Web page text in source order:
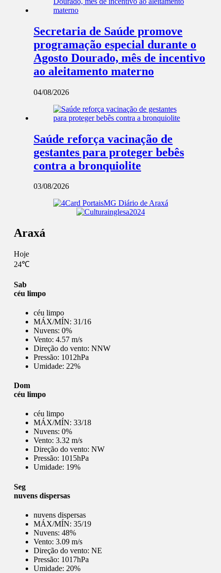
Secretaria de Saúde promove
programação especial durante o
Agosto Dourado, mês de incentivo
ao aleitamento materno
04/08/2026
Saúde reforça vacinação de
gestantes para proteger bebês
contra a bronquiolite
03/08/2026
Araxá
Hoje
24℃
Sab
céu limpo
céu limpo
MÁX/MÍN: 31/16
Nuvens: 0%
Vento: 4.57 m/s
Direção do vento: NNW
Pressão: 1012hPa
Umidade: 22%
Dom
céu limpo
céu limpo
MÁX/MÍN: 33/18
Nuvens: 0%
Vento: 3.32 m/s
Direção do vento: NW
Pressão: 1015hPa
Umidade: 19%
Seg
nuvens dispersas
nuvens dispersas
MÁX/MÍN: 35/19
Nuvens: 48%
Vento: 3.09 m/s
Direção do vento: NE
Pressão: 1017hPa
Umidade: 20%